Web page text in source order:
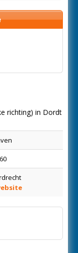
richting) in Dordt